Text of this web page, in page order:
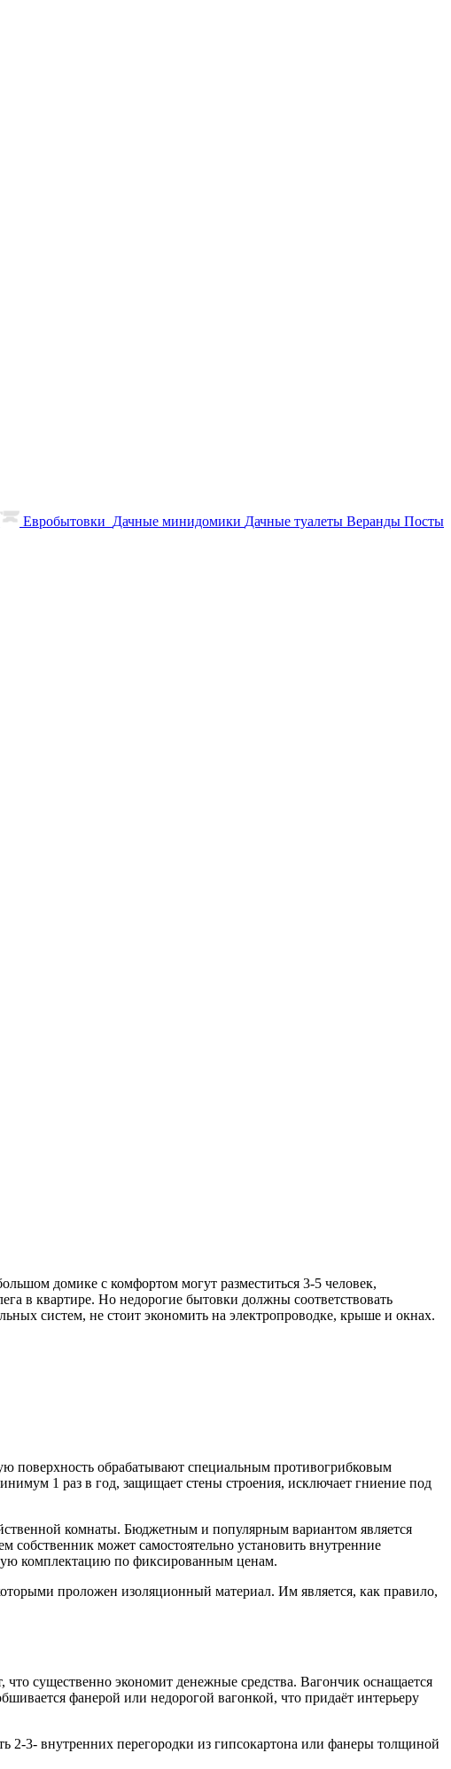
Евробытовки Дачные минидомики Дачные туалеты Веранды Посты
домике с комфортом могут разместиться 3-5 человек,
в квартире. Но недорогие бытовки должны соответствовать
систем, не стоит экономить на электропроводке, крыше и окнах.
поверхность обрабатывают специальным противогрибковым
1 раз в год, защищает стены строения, исключает гниение под
комнаты. Бюджетным и популярным вариантом является
может самостоятельно установить внутренние
комплектацию по фиксированным ценам.
проложен изоляционный материал. Им является, как правило,
существенно экономит денежные средства. Вагончик оснащается
фанерой или недорогой вагонкой, что придаёт интерьеру
2-3- внутренних перегородки из гипсокартона или фанеры толщиной